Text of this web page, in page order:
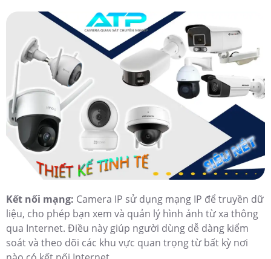
Kết nối mạng: Camera IP sử dụng mạng IP để truyền dữ
liệu, cho phép bạn xem và quản lý hình ảnh từ xa thông
qua Internet. Điều này giúp người dùng dễ dàng kiểm
soát và theo dõi các khu vực quan trọng từ bất kỳ nơi